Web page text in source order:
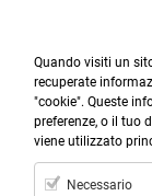

Prodotti
Quando visiti un
recuperate
"cookie". Queste
preferenze, o il tuo
viene utilizzato
Necessario